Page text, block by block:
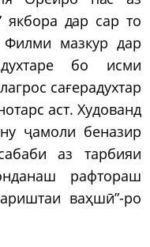
якбора дар сар то
мазкур дар
бо исми
сағерадухтар
аст. Худованд
ҷамоли беназир
аз тарбияи
рафтораш
ваҳшӣ”-ро